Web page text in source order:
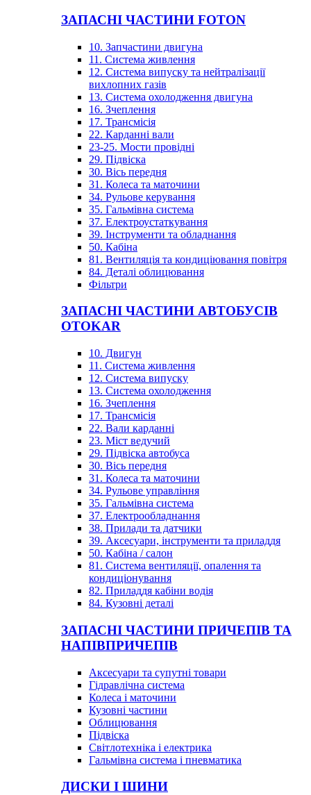
ЗАПАСНІ ЧАСТИНИ FOTON
10. Запчастини двигуна
11. Система живлення
12. Система випуску та нейтралізації
вихлопних газів
13. Система охолодження двигуна
16. Зчеплення
17. Трансмісія
22. Карданні вали
23-25. Мости провідні
29. Підвіска
30. Вісь передня
31. Колеса та маточини
34. Рульове керування
35. Гальмівна система
37. Електроустаткування
39. Інструменти та обладнання
50. Кабіна
81. Вентиляція та кондиціювання повітря
84. Деталі облицювання
Фільтри
ЗАПАСНІ ЧАСТИНИ АВТОБУСІВ
OTOKAR
10. Двигун
11. Система живлення
12. Система випуску
13. Система охолодження
16. Зчеплення
17. Трансмісія
22. Вали карданні
23. Міст ведучий
29. Підвіска автобуса
30. Вісь передня
31. Колеса та маточини
34. Рульове управління
35. Гальмівна система
37. Електрообладнання
38. Прилади та датчики
39. Аксесуари, інструменти та приладдя
50. Кабіна / салон
81. Система вентиляції, опалення та
кондиціонування
82. Приладдя кабіни водія
84. Кузовні деталі
ЗАПАСНІ ЧАСТИНИ ПРИЧЕПІВ ТА
НАПІВПРИЧЕПІВ
Аксесуари та супутні товари
Гідравлічна система
Колеса і маточини
Кузовні частини
Облицювання
Підвіска
Світлотехніка і електрика
Гальмівна система і пневматика
ДИСКИ І ШИНИ